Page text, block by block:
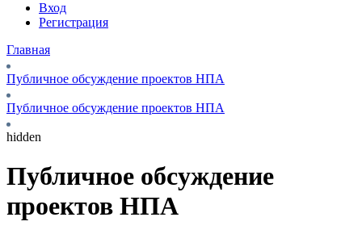
Вход
Регистрация
Главная
Публичное обсуждение проектов НПА
Публичное обсуждение проектов НПА
hidden
Публичное обсуждение
проектов НПА